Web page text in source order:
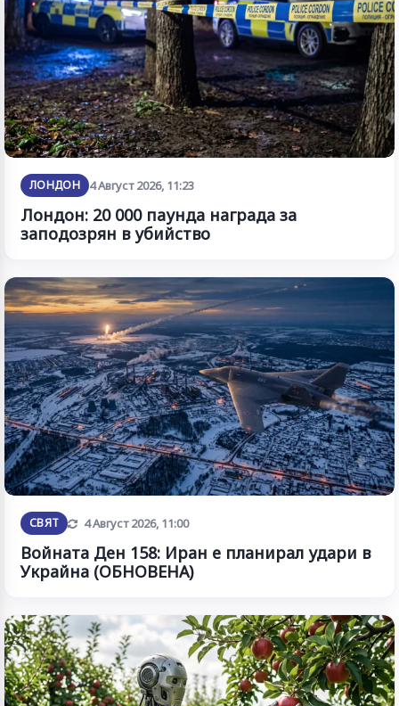
ЛОНДОН 4 Август 2026, 11:23
Лондон: 20 000 паунда награда за
заподозрян в убийство
СВЯТ Обновена
4 Август 2026, 11:00
Войната Ден 158: Иран е планирал удари в
Украйна (ОБНОВЕНА)